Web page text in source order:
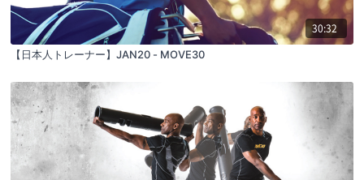
30:32
【日本人トレーナー】JAN20 - MOVE30